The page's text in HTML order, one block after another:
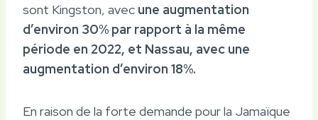
sont Kingston, avec une augmentation
d’environ 30% par rapport à la même
période en 2022, et Nassau, avec une
augmentation d’environ 18%.
En raison de la forte demande pour la Jamaïque